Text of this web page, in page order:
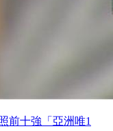
前十強「亞洲唯1